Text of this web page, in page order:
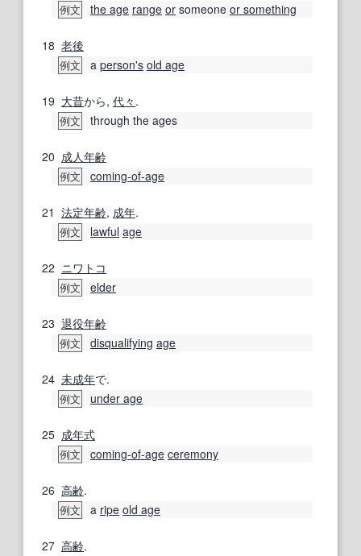
例文 the age range or someone or something
18 老後
例文 a person's old age
19 大昔から, 代々 .
例文 through the ages
20 成人年齢
例文 coming‐of‐age
21 法定年齢, 成年.
例文 lawful age
22 ニワトコ
例文 elder
23 退役年齢
例文 disqualifying age
24 未成年で.
例文 under age
25 成年式
例文 coming-of-age ceremony
26 高齢.
例文 a ripe old age
27 高齢.